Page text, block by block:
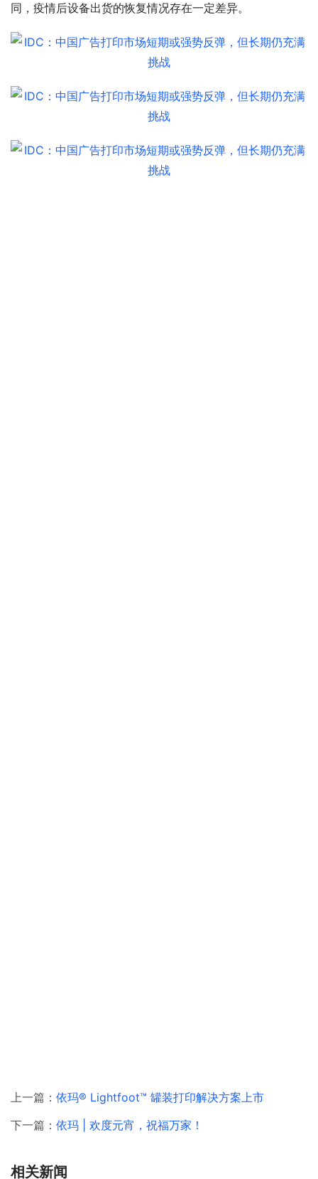
同，疫情后设备出货的恢复情况存在一定差异。
上一篇： 依玛® Lightfoot™ 罐装打印解决方案上市
下一篇： 依玛 | 欢度元宵，祝福万家！
相关新闻